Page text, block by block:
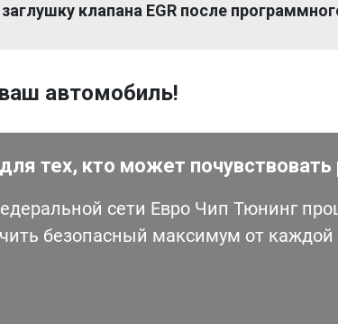
клапана EGR после
автомобиль!
тех, кто может почувствовать
сети Евро Чип Тюнинг
безопасный максимум от